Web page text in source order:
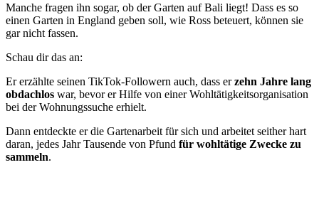
Manche fragen ihn sogar, ob der Garten auf Bali liegt! Dass es so
einen Garten in England geben soll, wie Ross beteuert, können sie
gar nicht fassen.
Schau dir das an:
Er erzählte seinen TikTok-Followern auch, dass erzehn Jahre lang
obdachlos war, bevor er Hilfe von einer Wohltätigkeitsorganisation
bei der Wohnungssuche erhielt.
Dann entdeckte er die Gartenarbeit für sich und arbeitet seither hart
daran, jedes Jahr Tausende von Pfund für wohltätige Zwecke zu
sammeln.